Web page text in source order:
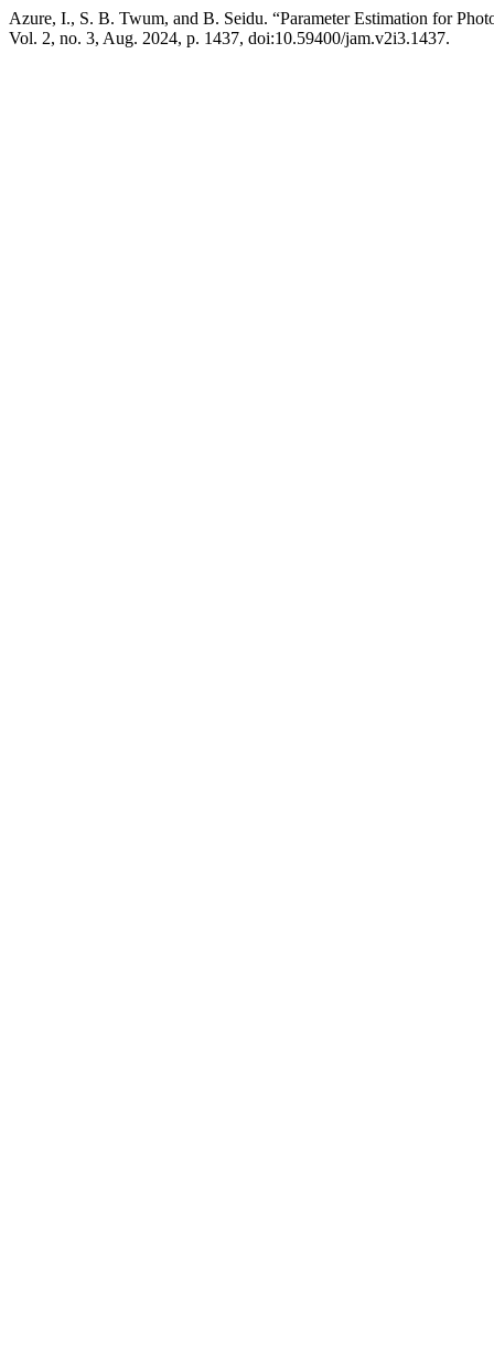
Azure, I., S. B. Twum, and B. Seidu. “Parameter Estimation for
Vol. 2, no. 3, Aug. 2024, p. 1437, doi:10.59400/jam.v2i3.1437.